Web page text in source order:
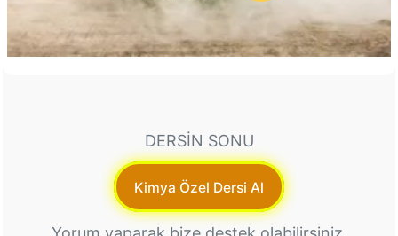
DERSİN SONU
Kimya Özel Dersi Al